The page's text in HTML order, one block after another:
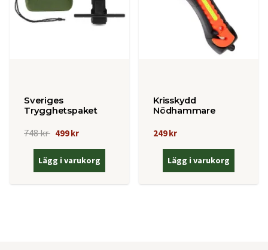
Sveriges
Trygghetspaket
748 kr 499 kr
Lägg i varukorg
Krisskydd
Nödhammare
249 kr
Lägg i varukorg